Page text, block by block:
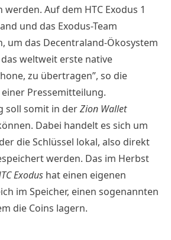
werden. Auf dem HTC Exodus 1
und das Exodus-Team
um das Decentraland-Ökosystem
das weltweit erste native
zu übertragen”, so die
Pressemitteilung.
soll somit in derZion Wallet
Dabei handelt es sich um
die Schlüssel lokal, also direkt
werden. Das im Herbst
Exodus hat einen eigenen
im Speicher, einen sogenannten
die Coins lagern.